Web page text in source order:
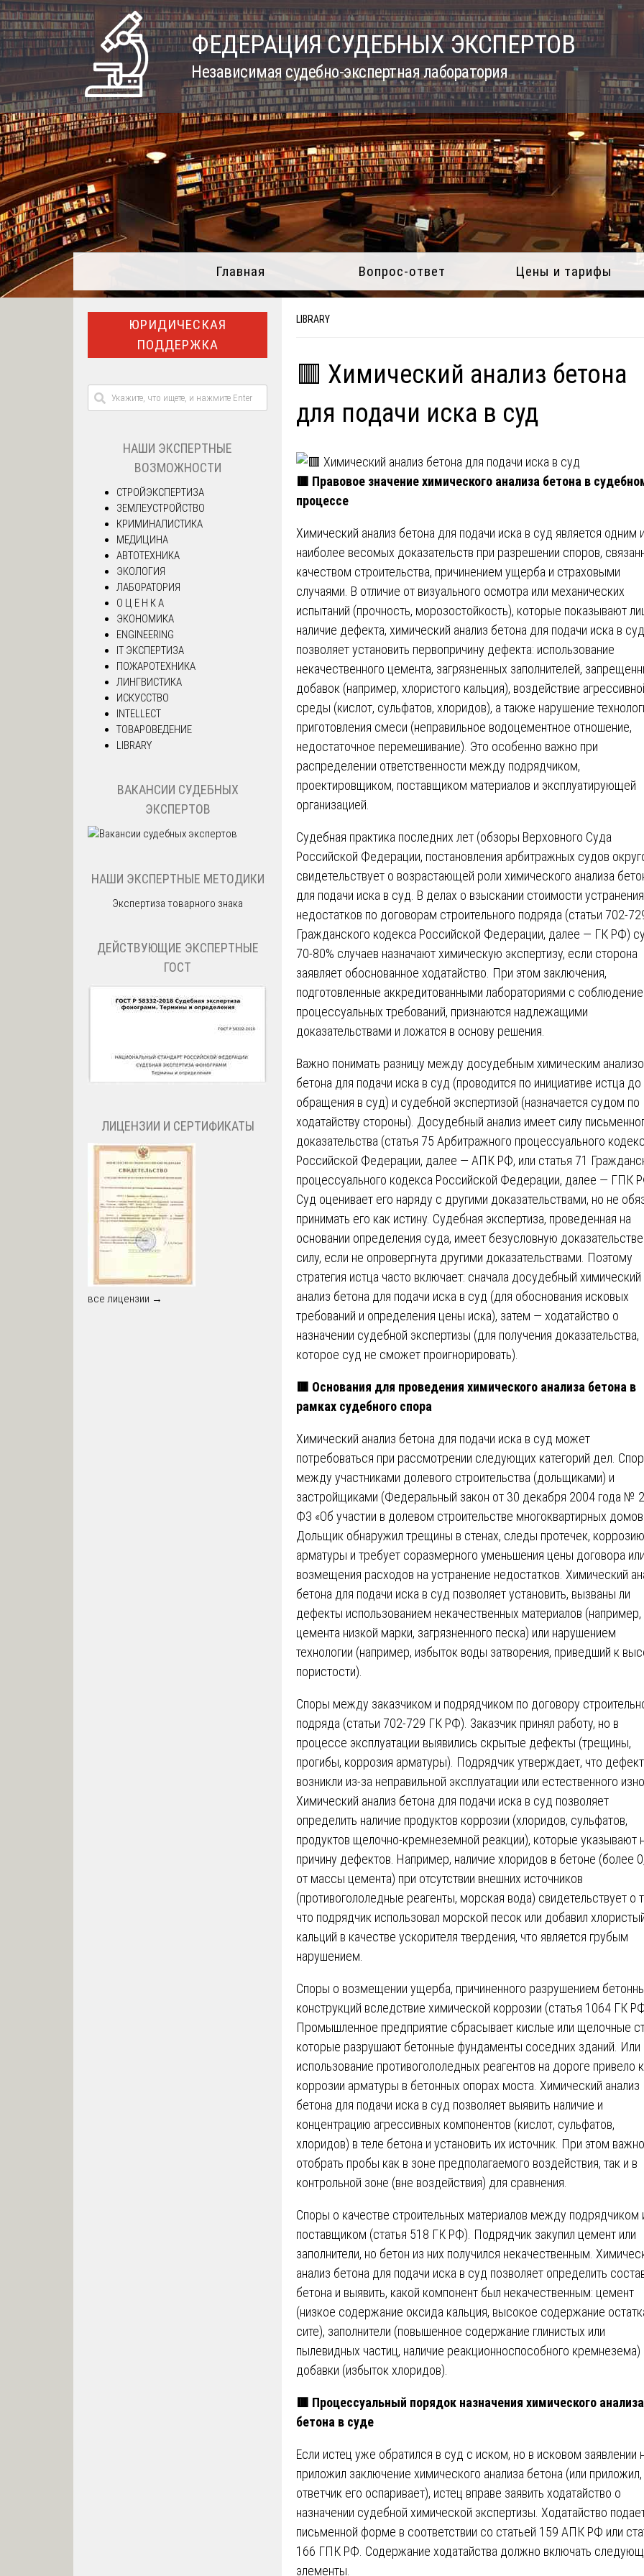
Skip
to
content
ФЕДЕРАЦИЯ СУДЕБНЫХ ЭКСПЕРТОВ
Независимая судебно-экспертная лаборатория
Главная Вопрос-ответ Цены и тарифы
LIBRARY
🟥 Химический анализ бетона
для подачи иска в суд
🟥 Правовое значение химического анализа бетона в
процессе
Химический анализ бетона для подачи иска в суд является одним
наиболее весомых доказательств при разрешении споров,
качеством строительства, причинением ущерба и страховыми
случаями. В отличие от визуального осмотра или механических
испытаний (прочность, морозостойкость), которые показывают
наличие дефекта, химический анализ бетона для подачи иска в суд
позволяет установить первопричину дефекта: использование
некачественного цемента, загрязненных заполнителей,
добавок (например, хлористого кальция), воздействие
среды (кислот, сульфатов, хлоридов), а также нарушение
приготовления смеси (неправильное водоцементное отношение,
недостаточное перемешивание). Это особенно важно при
распределении ответственности между подрядчиком,
проектировщиком, поставщиком материалов и эксплуатирующей
организацией.
Судебная практика последних лет (обзоры Верховного Суда
Российской Федерации, постановления арбитражных судов
свидетельствует о возрастающей роли химического анализа
для подачи иска в суд. В делах о взыскании стоимости устранения
недостатков по договорам строительного подряда (статьи 702-
Гражданского кодекса Российской Федерации, далее — ГК РФ)
70-80% случаев назначают химическую экспертизу, если сторона
заявляет обоснованное ходатайство. При этом заключения,
подготовленные аккредитованными лабораториями с
процессуальных требований, признаются надлежащими
доказательствами и ложатся в основу решения.
Важно понимать разницу между досудебным химическим
бетона для подачи иска в суд (проводится по инициативе истца до
обращения в суд) и судебной экспертизой (назначается судом по
ходатайству стороны). Досудебный анализ имеет силу
доказательства (статья 75 Арбитражного процессуального
Российской Федерации, далее — АПК РФ, или статья 71
процессуального кодекса Российской Федерации, далее — ГПК
Суд оценивает его наряду с другими доказательствами, но не
принимать его как истину. Судебная экспертиза, проведенная на
основании определения суда, имеет безусловную
силу, если не опровергнута другими доказательствами. Поэтому
стратегия истца часто включает: сначала досудебный химический
анализ бетона для подачи иска в суд (для обоснования исковых
требований и определения цены иска), затем — ходатайство о
назначении судебной экспертизы (для получения доказательства,
которое суд не сможет проигнорировать).
🟥 Основания для проведения химического анализа бетона в
рамках судебного спора
Химический анализ бетона для подачи иска в суд может
потребоваться при рассмотрении следующих категорий дел.
между участниками долевого строительства (дольщиками) и
застройщиками (Федеральный закон от 30 декабря 2004 года №
ФЗ «Об участии в долевом строительстве многоквартирных
Дольщик обнаружил трещины в стенах, следы протечек, коррозию
арматуры и требует соразмерного уменьшения цены договора или
возмещения расходов на устранение недостатков. Химический
бетона для подачи иска в суд позволяет установить, вызваны ли
дефекты использованием некачественных материалов (например,
цемента низкой марки, загрязненного песка) или нарушением
технологии (например, избыток воды затворения, приведший к
пористости).
Споры между заказчиком и подрядчиком по договору
подряда (статьи 702-729 ГК РФ). Заказчик принял работу, но в
процессе эксплуатации выявились скрытые дефекты (трещины,
прогибы, коррозия арматуры). Подрядчик утверждает, что
возникли из-за неправильной эксплуатации или естественного
Химический анализ бетона для подачи иска в суд позволяет
определить наличие продуктов коррозии (хлоридов, сульфатов,
продуктов щелочно-кремнеземной реакции), которые указывают
причину дефектов. Например, наличие хлоридов в бетоне (более
от массы цемента) при отсутствии внешних источников
(противогололедные реагенты, морская вода) свидетельствует о
что подрядчик использовал морской песок или добавил
кальций в качестве ускорителя твердения, что является грубым
нарушением.
Споры о возмещении ущерба, причиненного разрушением
конструкций вследствие химической коррозии (статья 1064 ГК
Промышленное предприятие сбрасывает кислые или щелочные
которые разрушают бетонные фундаменты соседних зданий. Или
использование противогололедных реагентов на дороге привело к
коррозии арматуры в бетонных опорах моста. Химический анализ
бетона для подачи иска в суд позволяет выявить наличие и
концентрацию агрессивных компонентов (кислот, сульфатов,
хлоридов) в теле бетона и установить их источник. При этом важно
отобрать пробы как в зоне предполагаемого воздействия, так и в
контрольной зоне (вне воздействия) для сравнения.
Споры о качестве строительных материалов между подрядчиком
поставщиком (статья 518 ГК РФ). Подрядчик закупил цемент или
заполнители, но бетон из них получился некачественным.
анализ бетона для подачи иска в суд позволяет определить
бетона и выявить, какой компонент был некачественным: цемент
(низкое содержание оксида кальция, высокое содержание
сите), заполнители (повышенное содержание глинистых или
пылевидных частиц, наличие реакционноспособного кремнезема)
добавки (избыток хлоридов).
🟥 Процессуальный порядок назначения химического анализа
бетона в суде
Если истец уже обратился в суд с иском, но в исковом заявлении
приложил заключение химического анализа бетона (или приложил,
ответчик его оспаривает), истец вправе заявить ходатайство о
назначении судебной химической экспертизы. Ходатайство
письменной форме в соответствии со статьей 159 АПК РФ или
166 ГПК РФ. Содержание ходатайства должно включать
элементы.
ЮРИДИЧЕСКАЯ
ПОДДЕРЖКА
НАШИ ЭКСПЕРТНЫЕ
ВОЗМОЖНОСТИ
СТРОЙЭКСПЕРТИЗА
ЗЕМЛЕУСТРОЙСТВО
КРИМИНАЛИСТИКА
МЕДИЦИНА
АВТОТЕХНИКА
ЭКОЛОГИЯ
ЛАБОРАТОРИЯ
О Ц Е Н К А
ЭКОНОМИКА
ENGINEERING
IT ЭКСПЕРТИЗА
ПОЖАРОТЕХНИКА
ЛИНГВИСТИКА
ИСКУССТВО
INTELLECT
ТОВАРОВЕДЕНИЕ
LIBRARY
ВАКАНСИИ СУДЕБНЫХ
ЭКСПЕРТОВ
НАШИ ЭКСПЕРТНЫЕ МЕТОДИКИ
Экспертиза товарного знака
ДЕЙСТВУЮЩИЕ ЭКСПЕРТНЫЕ
ГОСТ
ЛИЦЕНЗИИ И СЕРТИФИКАТЫ
все лицензии →